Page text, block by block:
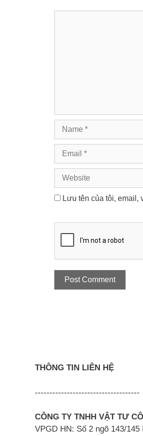
Name
Email
Website
Lưu tên của tôi, email,
THÔNG TIN LIÊN HỆ
------------------------------------
CÔNG TY TNHH VẬT TƯ
VPGD HN: Số 2 ngõ 143/145